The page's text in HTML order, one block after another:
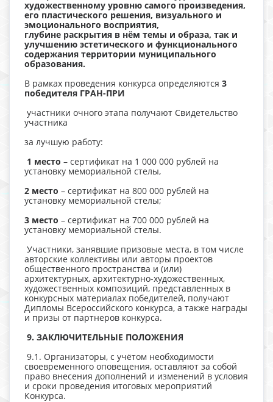
художественному уровню самого произведения,
его пластического решения, визуального и
эмоционального восприятия,
глубине раскрытия в нём темы и образа, так и
улучшению эстетического и функционального
содержания территории муниципального
образования.
В рамках проведения конкурса определяются 3
победителя ГРАН-ПРИ
участники очного этапа получают Свидетельство
участника
за лучшую работу:
1 место – сертификат на 1 000 000 рублей на
установку мемориальной стелы,
2 место – сертификат на 800 000 рублей на
установку мемориальной стелы;
3 место – сертификат на 700 000 рублей на
установку мемориальной стелы.
Участники, занявшие призовые места, в том числе
авторские коллективы или авторы проектов
общественного пространства и (или)
архитектурных, архитектурно-художественных,
художественных композиций, представленных в
конкурсных материалах победителей, получают
Дипломы Всероссийского конкурса, а также награды
и призы от партнеров конкурса.
9. ЗАКЛЮЧИТЕЛЬНЫЕ ПОЛОЖЕНИЯ
9.1. Организаторы, с учётом необходимости
своевременного оповещения, оставляют за собой
право внесения дополнений и изменений в условия
и сроки проведения итоговых мероприятий
Конкурса.